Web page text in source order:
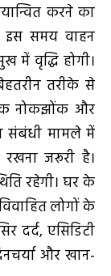
करने का
समय वाहन
में वृद्धि होगी।
तरीके से
नोकझोंक और
संबंधी मामले में
जरूरी है।
रहेगी। घर के
लोगों के
दर्द, एसिडिटी
और खान-